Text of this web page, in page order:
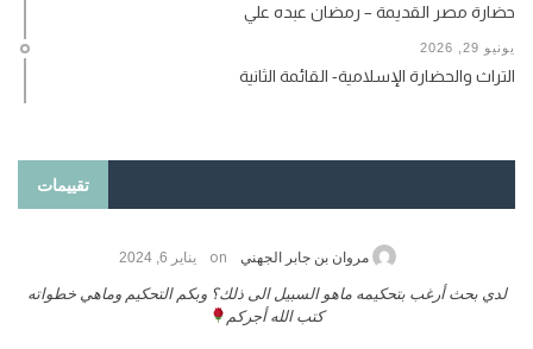
حضارة مصر القديمة – رمضان عبده علي
يونيو 29, 2026
التراث والحضارة الإسلامية- القائمة الثانية
تقييمات
حامد الزريقي on يناير 25, 2026
السلام عليكم ورحمة الله وبركاتة أرغب بنشر كتابي معكم